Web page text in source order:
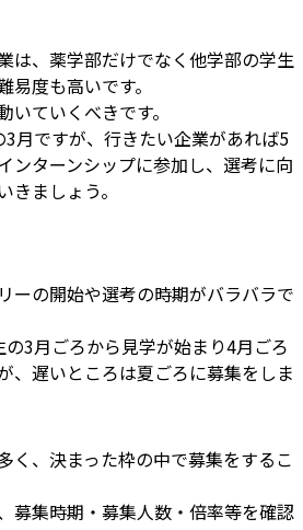
は、薬学部だけでなく他学部の学生
度も高いです。
ていくべきです。
月ですが、行きたい企業があれば5
ンターンシップに参加し、選考に向
きましょう。
ーの開始や選考の時期がバラバラで
3月ごろから見学が始まり4月ごろ
、遅いところは夏ごろに募集をしま
く、決まった枠の中で募集をするこ
募集時期・募集人数・倍率等を確認